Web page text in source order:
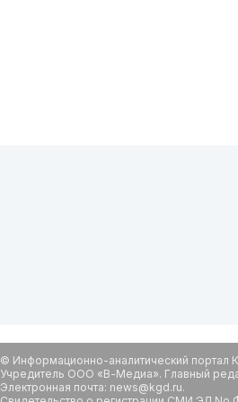
© Информационно-аналитический портал
Учредитель ООО «В-Медиа». Главный
Электронная почта: news@kgd.ru.